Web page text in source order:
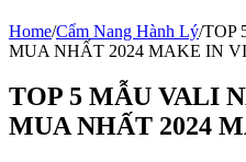
Home/Cẩm Nang Hành Lý/TOP
MUA NHẤT 2024 MAKE IN
TOP 5 MẪU VALI
MUA NHẤT 2024